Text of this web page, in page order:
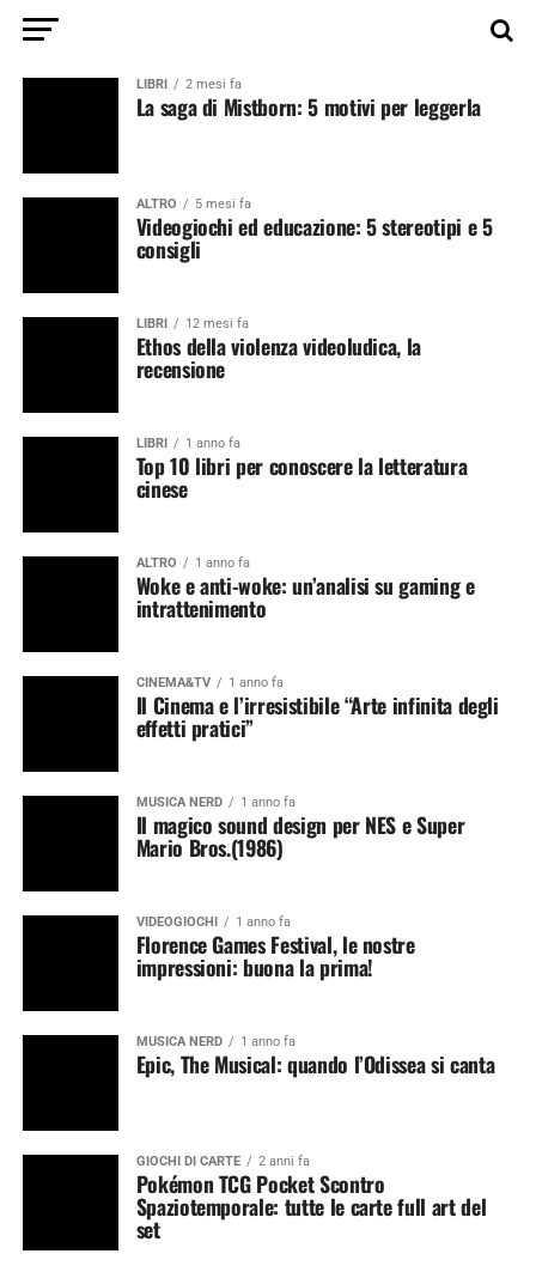
LIBRI 2 mesi fa
La saga di Mistborn: 5 motivi per leggerla
ALTRO 5 mesi fa
Videogiochi ed educazione: 5 stereotipi e 5
consigli
LIBRI 12 mesi fa
Ethos della violenza videoludica, la
recensione
LIBRI 1 anno fa
Top 10 libri per conoscere la letteratura
cinese
ALTRO 1 anno fa
Woke e anti-woke: un’analisi su gaming e
intrattenimento
CINEMA&TV 1 anno fa
Il Cinema e l’irresistibile “Arte infinita degli
effetti pratici”
MUSICA NERD 1 anno fa
Il magico sound design per NES e Super
Mario Bros.(1986)
VIDEOGIOCHI 1 anno fa
Florence Games Festival, le nostre
impressioni: buona la prima!
MUSICA NERD 1 anno fa
Epic, The Musical: quando l’Odissea si canta
GIOCHI DI CARTE 2 anni fa
Pokémon TCG Pocket Scontro
Spaziotemporale: tutte le carte full art del
set